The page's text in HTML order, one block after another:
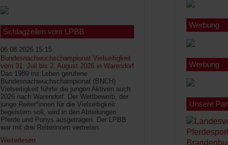
Schlagzeilen vom LPBB
06.08.2026 15:15
Bundesnachwuchschampionat Vielseitigkeit
vom 31. Juli bis 2. August 2026 in Warendorf
Das 1989 ins Leben gerufene
Bundesnachwuchschampionat (BNCH)
Vielseitigkeit führte die jungen Aktiven auch
2026 nach Warendorf. Der Wettbewerb, der
junge Reiter*innen für die Vielseitigkeit
begeistern soll, wird in den Abteilungen
Pferde und Ponys ausgetragen. Der LPBB
war mit drei Reiterinnen vertreten.
Weiterlesen
Werbung
Werbung
Unsere